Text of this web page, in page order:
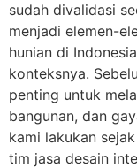
sudah divalidasi
menjadi elemen-
hunian di
konteksnya.
penting untuk
bangunan, dan
kami lakukan
tim jasa desain